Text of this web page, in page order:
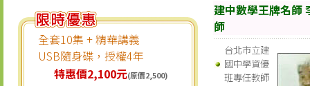
全套10集 + 精華講義
USB隨身碟，授權4年
特惠價2,100元(原價2,500)
建中數學王牌名師
師
台北市立建
國中學資優
班專任教師